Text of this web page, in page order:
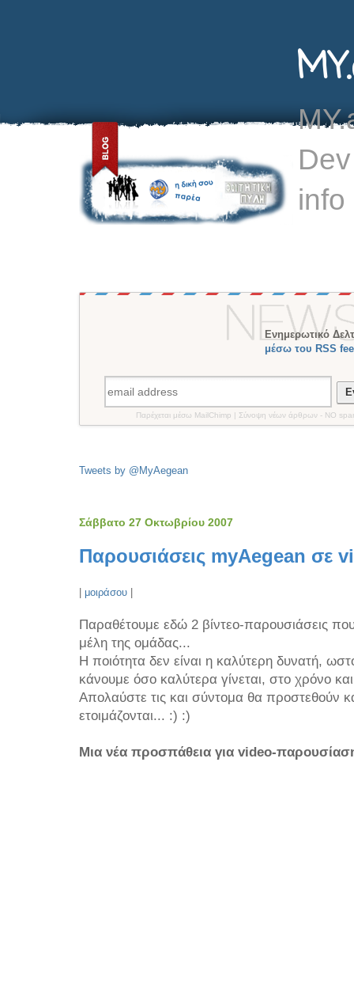
info
Ενημερωτικό
μέσω του RSS
Παρέχεται μέσω MailChimp | Σύνοψη νέων άρθρων - NO
Tweets by @MyAegean
Σάββατο 27 Οκτωβρίου 2007
Παρουσιάσεις myAegean σε
μοιράσου
Παραθέτουμε εδώ 2 βίντεο-παρουσιάσεις
μέλη της ομάδας...
Η ποιότητα δεν είναι η καλύτερη δυνατή,
κάνουμε όσο καλύτερα γίνεται, στο χρόνο
Απολαύστε τις και σύντομα θα προστεθούν
ετοιμάζονται... :) :)
Μια νέα προσπάθεια για video-